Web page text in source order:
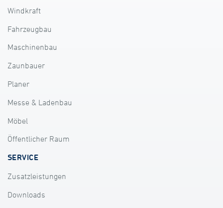
Windkraft
Fahrzeugbau
Maschinenbau
Zaunbauer
Planer
Messe & Ladenbau
Möbel
Öffentlicher Raum
SERVICE
Zusatzleistungen
Downloads